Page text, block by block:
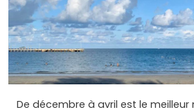
De décembre à avril est le